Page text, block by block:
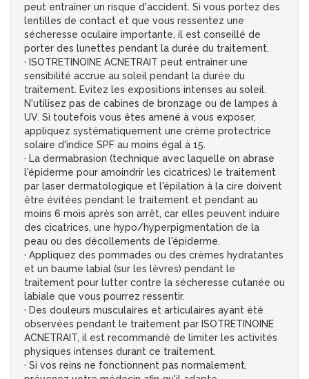
peut entraîner un risque d'accident. Si vous portez des
lentilles de contact et que vous ressentez une
sécheresse oculaire importante, il est conseillé de
porter des lunettes pendant la durée du traitement.
· ISOTRETINOINE ACNETRAIT peut entraîner une
sensibilité accrue au soleil pendant la durée du
traitement. Evitez les expositions intenses au soleil.
N'utilisez pas de cabines de bronzage ou de lampes à
UV. Si toutefois vous êtes amené à vous exposer,
appliquez systématiquement une crème protectrice
solaire d'indice SPF au moins égal à 15.
· La dermabrasion (technique avec laquelle on abrase
l'épiderme pour amoindrir les cicatrices) le traitement
par laser dermatologique et l'épilation à la cire doivent
être évitées pendant le traitement et pendant au
moins 6 mois après son arrêt, car elles peuvent induire
des cicatrices, une hypo/hyperpigmentation de la
peau ou des décollements de l'épiderme.
· Appliquez des pommades ou des crèmes hydratantes
et un baume labial (sur les lèvres) pendant le
traitement pour lutter contre la sécheresse cutanée ou
labiale que vous pourrez ressentir.
· Des douleurs musculaires et articulaires ayant été
observées pendant le traitement par ISOTRETINOINE
ACNETRAIT, il est recommandé de limiter les activités
physiques intenses durant ce traitement.
· Si vos reins ne fonctionnent pas normalement,